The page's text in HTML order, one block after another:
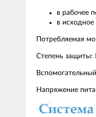
в рабочее
в
Потребляемая
Степень защиты:
Напряжение